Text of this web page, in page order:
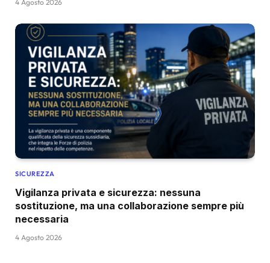
4 Agosto 2026
SICUREZZA
Vigilanza privata e sicurezza: nessuna
sostituzione, ma una collaborazione sempre più
necessaria
4 Agosto 2026